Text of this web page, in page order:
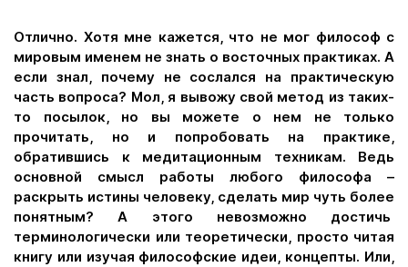
Отлично. Хотя мне кажется, что не мог философ с
мировым именем не знать о восточных практиках. А
если знал, почему не сослался на практическую
часть вопроса? Мол, я вывожу свой метод из таких-
то посылок, но вы можете о нем не только
прочитать, но и попробовать на практике,
обратившись к медитационным техникам. Ведь
основной смысл работы любого философа –
раскрыть истины человеку, сделать мир чуть более
понятным? А этого невозможно достичь
терминологически или теоретически, просто читая
книгу или изучая философские идеи, концепты. Или,